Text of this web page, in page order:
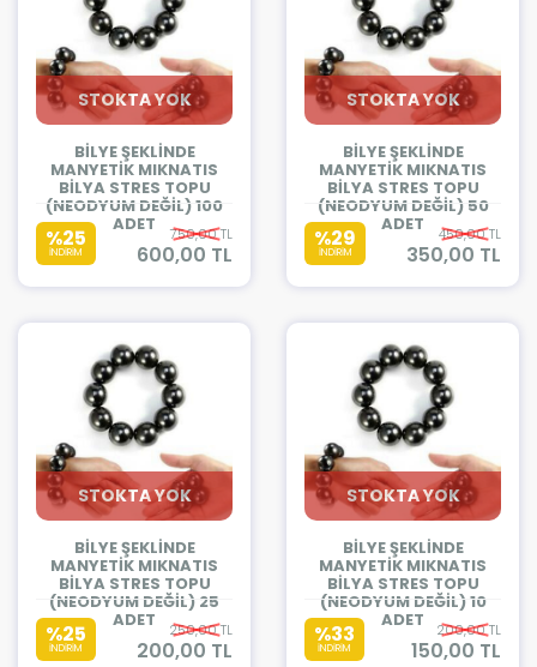
STOKTA YOK
BİLYE ŞEKLİNDE
MANYETİK MIKNATIS
BİLYA STRES TOPU
(NEODYUM DEĞİL) 100
ADET
%25
İNDİRİM
750,00 TL
600,00 TL
STOKTA YOK
BİLYE ŞEKLİNDE
MANYETİK MIKNATIS
BİLYA STRES TOPU
(NEODYUM DEĞİL) 50
ADET
%29
İNDİRİM
450,00 TL
350,00 TL
STOKTA YOK
BİLYE ŞEKLİNDE
MANYETİK MIKNATIS
BİLYA STRES TOPU
(NEODYUM DEĞİL) 25
ADET
%25
İNDİRİM
250,00 TL
200,00 TL
STOKTA YOK
BİLYE ŞEKLİNDE
MANYETİK MIKNATIS
BİLYA STRES TOPU
(NEODYUM DEĞİL) 10
ADET
%33
İNDİRİM
200,00 TL
150,00 TL